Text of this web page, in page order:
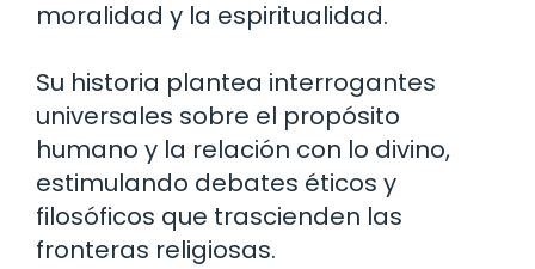
moralidad y la espiritualidad.
Su historia plantea interrogantes
universales sobre el propósito
humano y la relación con lo divino,
estimulando debates éticos y
filosóficos que trascienden las
fronteras religiosas.